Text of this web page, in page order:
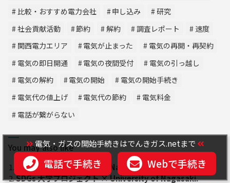
比較・おすすめ電力会社
申し込み
研究
社会貢献活動
節約 解約 調査レポート
速度
関西電力エリア
電気が止まった
電気の再開・再契約
電気の即日開通
電気の夜間受付
電気の引っ越し
電気の解約
電気の開始
電気の開始手続き
電気代の値上げ
電気代の節約
電気料金
電話が繋がらない
You may also like
SDGs 大学プロジェクト × Nagasaki Univ. -Part 2-
SDGs 大学プロジェクト × University of Nagasaki.
電気・ガスの開始手続きはでんきガス.netまで
電話で手続き Webで手続き